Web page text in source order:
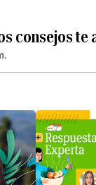
consejos